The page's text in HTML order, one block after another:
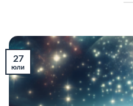
27
юли